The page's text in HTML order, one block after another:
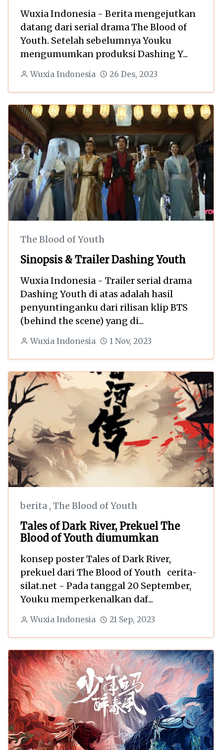
Wuxia Indonesia - Berita mengejutkan
datang dari serial drama The Blood of
Youth. Setelah sebelumnya Youku
mengumumkan produksi Dashing Y...
Wuxia Indonesia 26 Des, 2023
The Blood of Youth
Sinopsis & Trailer Dashing Youth
Wuxia Indonesia - Trailer serial drama
Dashing Youth di atas adalah hasil
penyuntinganku dari rilisan klip BTS
(behind the scene) yang di...
Wuxia Indonesia 1 Nov, 2023
berita , The Blood of Youth
Tales of Dark River, Prekuel The
Blood of Youth diumumkan
konsep poster Tales of Dark River,
prekuel dari The Blood of Youth cerita-
silat.net - Pada tanggal 20 September,
Youku memperkenalkan daf...
Wuxia Indonesia 21 Sep, 2023